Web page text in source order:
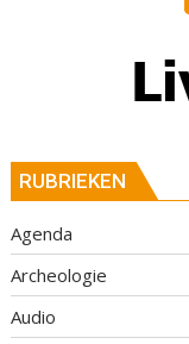
RUBRIEKEN
Agenda
Archeologie
Audio